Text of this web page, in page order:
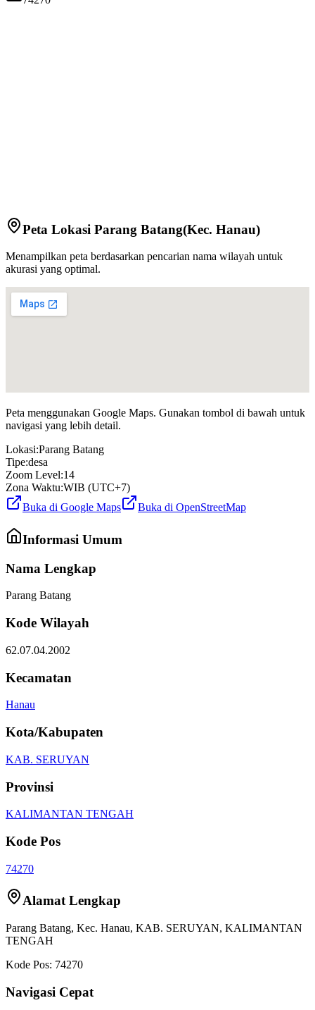
Peta Lokasi Parang Batang(Kec. Hanau)
Menampilkan peta berdasarkan pencarian nama wilayah untuk
akurasi yang optimal.
Peta menggunakan Google Maps. Gunakan tombol di bawah untuk
navigasi yang lebih detail.
Lokasi:Parang Batang
Tipe:desa
Zoom Level:14
Zona Waktu:WIB (UTC+7)
Buka di Google Maps
Buka di OpenStreetMap
Informasi Umum
Nama Lengkap
Parang Batang
Kode Wilayah
62.07.04.2002
Kecamatan
Hanau
Kota/Kabupaten
KAB. SERUYAN
Provinsi
KALIMANTAN TENGAH
Kode Pos
74270
Alamat Lengkap
Parang Batang, Kec. Hanau, KAB. SERUYAN, KALIMANTAN
TENGAH
Kode Pos: 74270
Navigasi Cepat